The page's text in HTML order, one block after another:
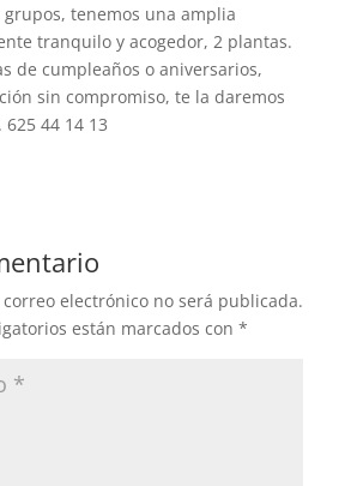
tenemos una amplia
tranquilo y acogedor, 2 plantas.
de cumpleaños o aniversarios,
sin compromiso, te la daremos
44 14 13
electrónico no será publicada.
están marcados con *